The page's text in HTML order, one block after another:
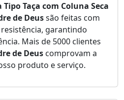
Tipo Taça com Coluna Seca
de Deussão feitas com
garantindo
Mais de 5000 clientes
de Deuscomprovam a
produto e serviço.